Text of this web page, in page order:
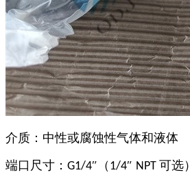
介质：中性或腐蚀性气体和液体
端口尺寸： G1/4″（ 1/4″ NPT 可选）